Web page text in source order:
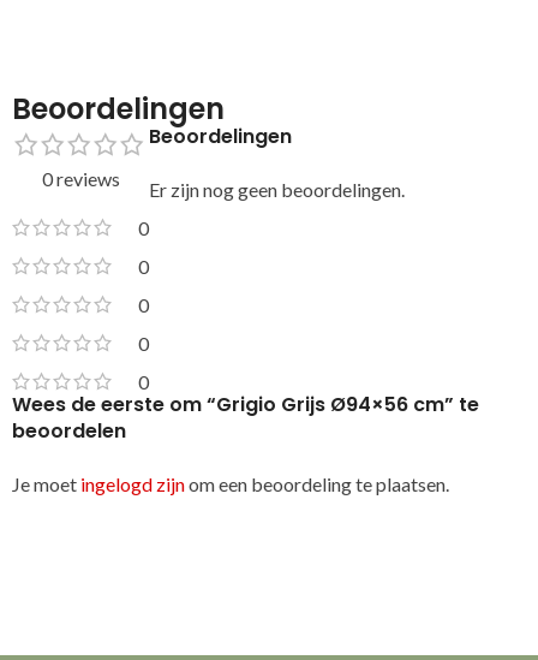
Beoordelingen
0 reviews
0
0
0
0
0
Beoordelingen
Er zijn nog geen beoordelingen.
Wees de eerste om “Grigio Grijs Ø94×56 cm” te
beoordelen
Je moet ingelogd zijnom een beoordeling te plaatsen.